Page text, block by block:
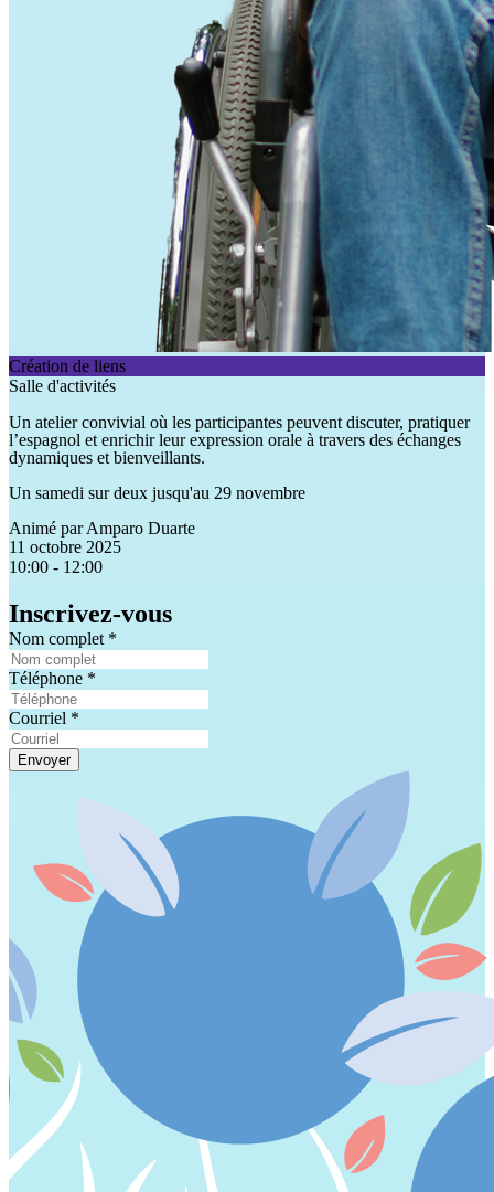
Création de liens
Salle d'activités
Un atelier convivial où les participantes peuvent discuter, pratiquer
l’espagnol et enrichir leur expression orale à travers des échanges
dynamiques et bienveillants.
Un samedi sur deux jusqu'au 29 novembre
Animé parAmparo Duarte
11 octobre 2025
10:00 - 12:00
Inscrivez-vous
Nom complet *
Téléphone *
Courriel *
Envoyer